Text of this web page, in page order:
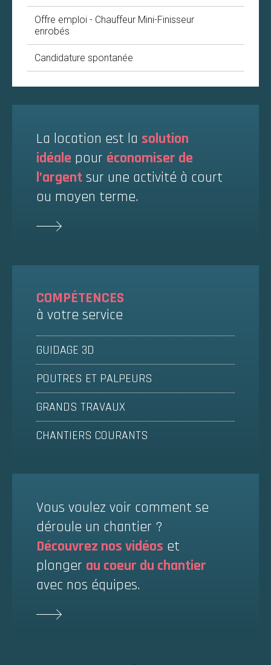
Offre emploi - Chauffeur Mini-Finisseur
enrobés
Candidature spontanée
La location est la solution
idéale pour économiser de
l’argent sur une activité à court
ou moyen terme.
COMPÉTENCES
à votre service
GUIDAGE 3D
POUTRES ET PALPEURS
GRANDS TRAVAUX
CHANTIERS COURANTS
Vous voulez voir comment se
déroule un chantier ?
Découvrez nos vidéos et
plonger au coeur du chantier
avec nos équipes.